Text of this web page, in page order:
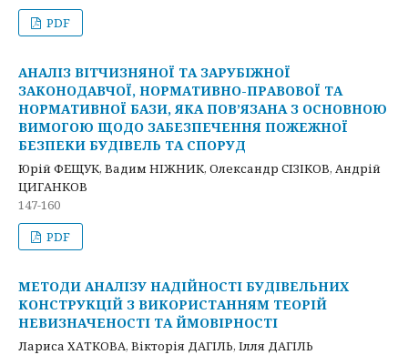
PDF
АНАЛІЗ ВІТЧИЗНЯНОЇ ТА ЗАРУБІЖНОЇ
ЗАКОНОДАВЧОЇ, НОРМАТИВНО-ПРАВОВОЇ ТА
НОРМАТИВНОЇ БАЗИ, ЯКА ПОВ’ЯЗАНА З ОСНОВНОЮ
ВИМОГОЮ ЩОДО ЗАБЕЗПЕЧЕННЯ ПОЖЕЖНОЇ
БЕЗПЕКИ БУДІВЕЛЬ ТА СПОРУД
Юрій ФЕЩУК, Вадим НІЖНИК, Олександр СІЗІКОВ, Андрій
ЦИГАНКОВ
147-160
PDF
МЕТОДИ АНАЛІЗУ НАДІЙНОСТІ БУДІВЕЛЬНИХ
КОНСТРУКЦІЙ З ВИКОРИСТАННЯМ ТЕОРІЙ
НЕВИЗНАЧЕНОСТІ ТА ЙМОВІРНОСТІ
Лариса ХАТКОВА, Вікторія ДАГІЛЬ, Ілля ДАГІЛЬ